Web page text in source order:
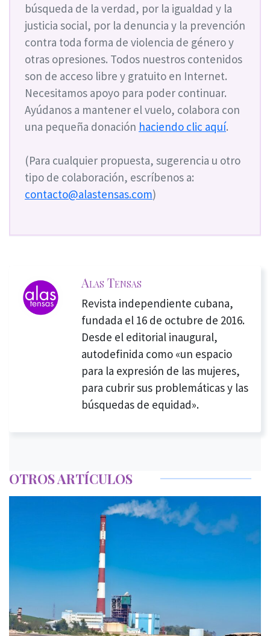
búsqueda de la verdad, por la igualdad y la
justicia social, por la denuncia y la prevención
contra toda forma de violencia de género y
otras opresiones. Todos nuestros contenidos
son de acceso libre y gratuito en Internet.
Necesitamos apoyo para poder continuar.
Ayúdanos a mantener el vuelo, colabora con
una pequeña donación haciendo clic aquí.
(Para cualquier propuesta, sugerencia u otro
tipo de colaboración, escríbenos a:
contacto@alastensas.com)
Alas Tensas
Revista independiente cubana,
fundada el 16 de octubre de 2016.
Desde el editorial inaugural,
autodefinida como «un espacio
para la expresión de las mujeres,
para cubrir sus problemáticas y las
búsquedas de equidad».
OTROS ARTÍCULOS